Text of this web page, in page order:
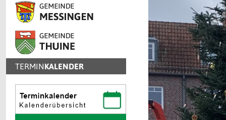
TERMINKALENDER